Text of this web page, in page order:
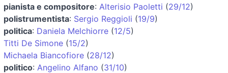
pianista e compositore: Alterisio Paoletti (29/12)
polistrumentista: Sergio Reggioli (19/9)
politica: Daniela Melchiorre (12/5)
Titti De Simone (15/2)
Michaela Biancofiore (28/12)
politico: Angelino Alfano (31/10)